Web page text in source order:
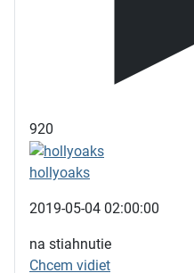
920
hollyoaks
2019-05-04 02:00:00
na stiahnutie
Chcem vidiet